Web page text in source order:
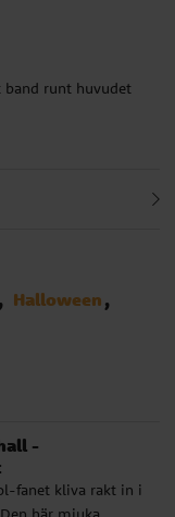
runt huvudet
Halloween
-
fanet kliva rakt in i